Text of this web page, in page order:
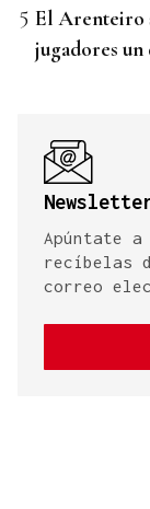
El Arenteiro
jugadores
Apúntate
recíbelas
correo